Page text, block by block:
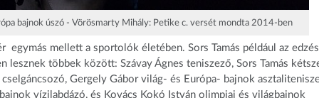
bajnok úszó - Vörösmarty Mihály: Petike c. versét mondta 2014-ben
mellett a sportolók életében. Sors Tamás például az
többek között: Szávay Ágnes teniszező, Sors Tamás
Gergely Gábor világ- és Európa- bajnok
vízilabdázó, és Kovács Kokó István olimpiai és világbajnok